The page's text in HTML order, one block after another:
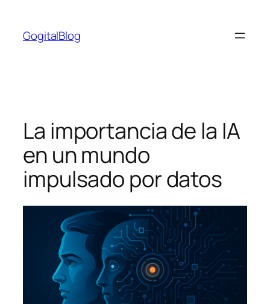
contenido
GogitalBlog
La importancia de la IA
en un mundo
impulsado por datos